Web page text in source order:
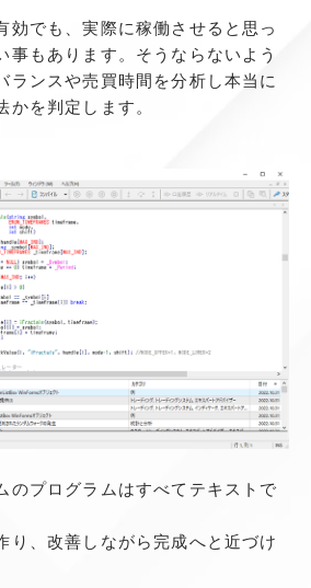
効でも、実際に稼働させると思っ
事もあります。そうならないよう
ランスや売買時間を分析し本当に
を判定します。
のプログラムはすべてテキストで
り、改善しながら完成へと近づけ